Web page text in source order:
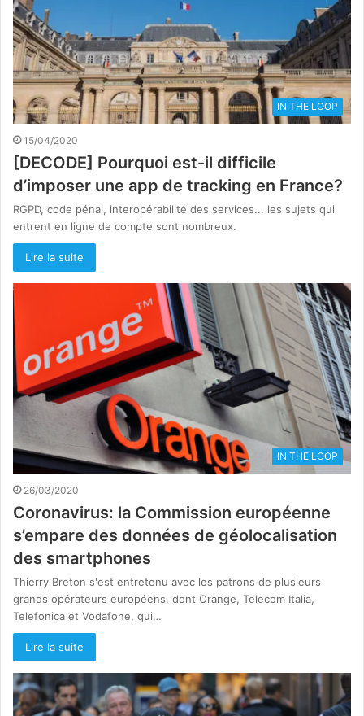
IN THE LOOP
15/04/2020
[DECODE] Pourquoi est-il difficile
d’imposer une app de tracking en France?
RGPD, code pénal, interopérabilité des services... les sujets qui
entrent en ligne de compte sont nombreux.
Lire la suite
IN THE LOOP
26/03/2020
Coronavirus: la Commission européenne
s’empare des données de géolocalisation
des smartphones
Thierry Breton s'est entretenu avec les patrons de plusieurs
grands opérateurs européens, dont Orange, Telecom Italia,
Telefonica et Vodafone, qui…
Lire la suite